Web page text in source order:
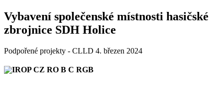
Vybavení společenské místnosti hasičské
zbrojnice SDH Holice
Podpořené projekty - CLLD 4. březen 2024